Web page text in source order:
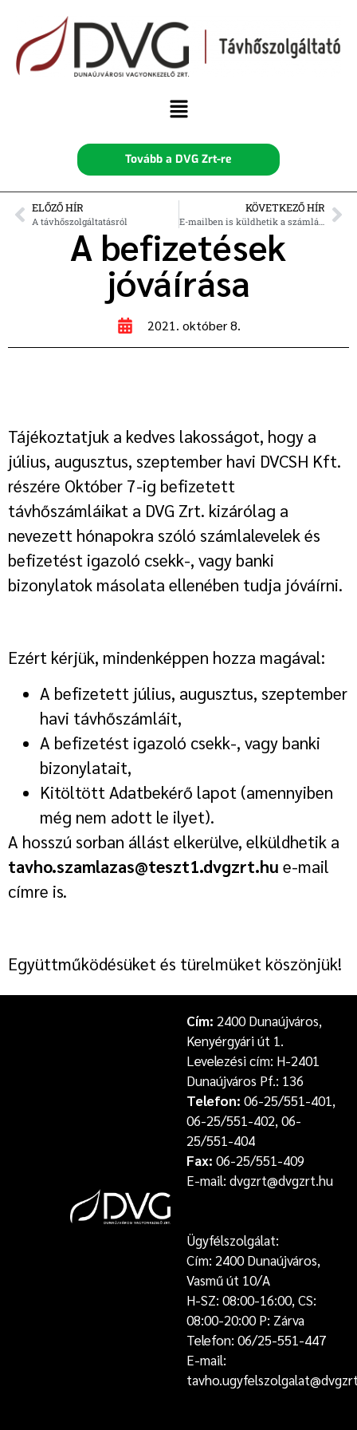
Tovább a DVG Zrt-re
ELŐZŐ HÍR
A távhőszolgáltatásról
KÖVETKEZŐ HÍR
E-mailben is küldhetik a számlákat!
A befizetések
jóváírása
2021. október 8.
Tájékoztatjuk a kedves lakosságot, hogy a
július, augusztus, szeptember havi DVCSH Kft.
részére Október 7-ig befizetett
távhőszámláikat a DVG Zrt. kizárólag a
nevezett hónapokra szóló számlalevelek és
befizetést igazoló csekk-, vagy banki
bizonylatok másolata ellenében tudja jóváírni.
Ezért kérjük, mindenképpen hozza magával:
A befizetett július, augusztus, szeptember
havi távhőszámláit,
A befizetést igazoló csekk-, vagy banki
bizonylatait,
Kitöltött Adatbekérő lapot (amennyiben
még nem adott le ilyet).
A hosszú sorban állást elkerülve, elküldhetik a
tavho.szamlazas@teszt1.dvgzrt.hu e-mail
címre is.
Együttműködésüket és türelmüket köszönjük!
Cím: 2400 Dunaújváros,
Kenyérgyári út 1.
Levelezési cím: H-2401
Dunaújváros Pf.: 136
Telefon: 06-25/551-401,
06-25/551-402, 06-
25/551-404
Fax: 06-25/551-409
E-mail: dvgzrt@dvgzrt.hu
Ügyfélszolgálat:
Cím: 2400 Dunaújváros,
Vasmű út 10/A
H-SZ: 08:00-16:00, CS:
08:00-20:00 P: Zárva
Telefon: 06/25-551-447
E-mail: